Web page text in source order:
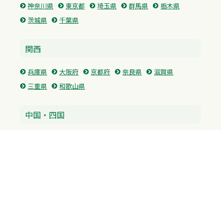
神奈川県 東京都 埼玉県 群馬県
栃木県
茨城県
千葉県
関西
兵庫県 大阪府 京都府 奈良県
滋賀県
三重県
和歌山県
中国・四国